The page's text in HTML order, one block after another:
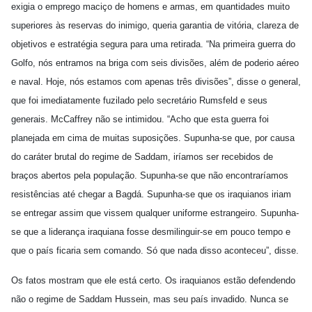
exigia o emprego maciço de homens e armas, em quantidades muito
superiores às reservas do inimigo, queria garantia de vitória, clareza de
objetivos e estratégia segura para uma retirada. “Na primeira guerra do
Golfo, nós entramos na briga com seis divisões, além de poderio aéreo
e naval. Hoje, nós estamos com apenas três divisões”, disse o general,
que foi imediatamente fuzilado pelo secretário Rumsfeld e seus
generais. McCaffrey não se intimidou. “Acho que esta guerra foi
planejada em cima de muitas suposições. Supunha-se que, por causa
do caráter brutal do regime de Saddam, iríamos ser recebidos de
braços abertos pela população. Supunha-se que não encontraríamos
resistências até chegar a Bagdá. Supunha-se que os iraquianos iriam
se entregar assim que vissem qualquer uniforme estrangeiro. Supunha-
se que a liderança iraquiana fosse desmilinguir-se em pouco tempo e
que o país ficaria sem comando. Só que nada disso aconteceu”, disse.
Os fatos mostram que ele está certo. Os iraquianos estão defendendo
não o regime de Saddam Hussein, mas seu país invadido. Nunca se